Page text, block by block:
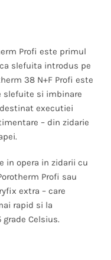
Profi este primul
slefuita introdus pe
38 N+F Profi este
slefuite si imbinare
executiei
– din zidarie
in opera in zidarii cu
Profi sau
extra – care
rapid si la
Celsius.